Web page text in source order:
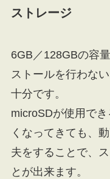
ストレージ
6GB／128GBの容
ストールを行わな
十分です。
microSDが使用で
くなってきても、
夫をすることで、
とが出来ます。